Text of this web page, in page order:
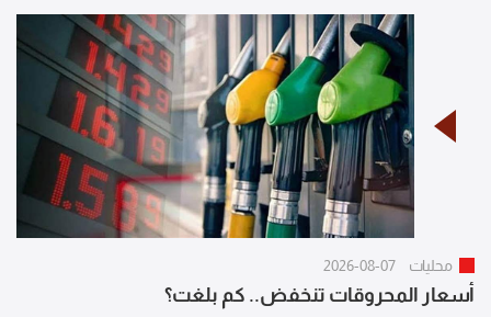
محليات 2026-08-07
أسعار المحروقات تنخفض.. كم بلغت؟